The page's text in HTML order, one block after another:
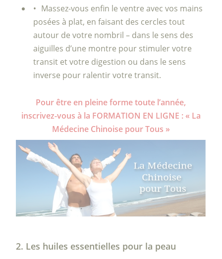
Massez-vous enfin le ventre avec vos mains
posées à plat, en faisant des cercles tout
autour de votre nombril – dans le sens des
aiguilles d’une montre pour stimuler votre
transit et votre digestion ou dans le sens
inverse pour ralentir votre transit.
Pour être en pleine forme toute l’année,
inscrivez-vous à la FORMATION EN LIGNE : « La
Médecine Chinoise pour Tous »
2. Les huiles essentielles pour la peau